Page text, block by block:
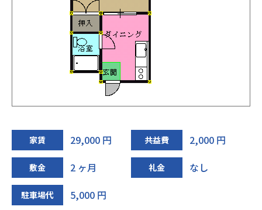
家賃 29,000 円 共益費 2,000 円
敷金 2 ヶ月 礼金 なし
駐車場代 5,000 円